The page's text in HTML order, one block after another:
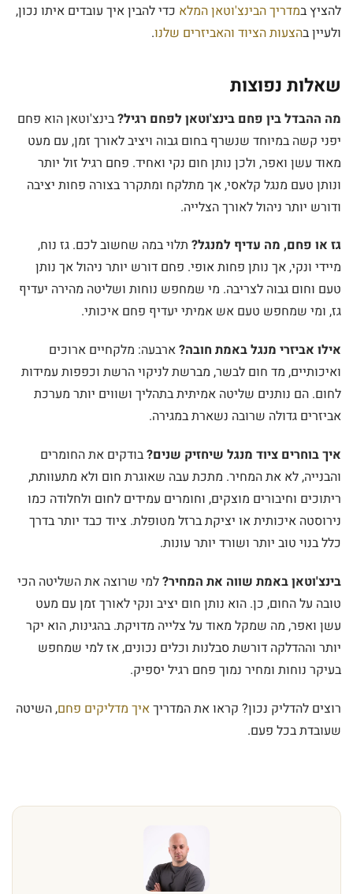
להציץ במדריך הבינצ'וטאן המלא כדי להבין איך עובדים איתו נכון,
ולעיין בהצעות הציוד והאביזרים שלנו.
שאלות נפוצות
מה ההבדל בין פחם בינצ'וטאן לפחם רגיל?בינצ'וטאן הוא פחם
יפני קשה במיוחד שנשרף בחום גבוה ויציב לאורך זמן, עם מעט
מאוד עשן ואפר, ולכן נותן חום נקי ואחיד. פחם רגיל זול יותר
ונותן טעם מנגל קלאסי, אך מתלקח ומתקרר בצורה פחות יציבה
ודורש יותר ניהול לאורך הצלייה.
גז או פחם, מה עדיף למנגל? תלוי במה שחשוב לכם. גז נוח,
מיידי ונקי, אך נותן פחות אופי. פחם דורש יותר ניהול אך נותן
טעם וחום גבוה לצריבה. מי שמחפש נוחות ושליטה מהירה יעדיף
גז, ומי שמחפש טעם אש אמיתי יעדיף פחם איכותי.
אילו אביזרי מנגל באמת חובה?ארבעה: מלקחיים ארוכים
ואיכותיים, מד חום לבשר, מברשת לניקוי הרשת וכפפות עמידות
לחום. הם נותנים שליטה אמיתית בתהליך ושווים יותר מערכת
אביזרים גדולה שרובה נשארת במגירה.
איך בוחרים ציוד מנגל שיחזיק שנים?בודקים את החומרים
והבנייה, לא את המחיר. מתכת עבה שאוגרת חום ולא מתעוותת,
ריתוכים וחיבורים מוצקים, וחומרים עמידים לחום ולחלודה כמו
נירוסטה איכותית או יציקת ברזל מטופלת. ציוד כבד יותר בדרך
כלל בנוי טוב יותר ושורד יותר עונות.
בינצ'וטאן באמת שווה את המחיר?למי שרוצה את השליטה הכי
טובה על החום, כן. הוא נותן חום יציב ונקי לאורך זמן עם מעט
עשן ואפר, מה שמקל מאוד על צלייה מדויקת. בהגינות, הוא יקר
יותר וההדלקה דורשת סבלנות וכלים נכונים, אז למי שמחפש
בעיקר נוחות ומחיר נמוך פחם רגיל יספיק.
רוצים להדליק נכון? קראו את המדריךאיך מדליקים פחם, השיטה
שעובדת בכל פעם.